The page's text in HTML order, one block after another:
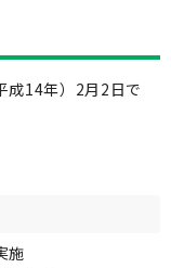
成14年）2月2日で
施